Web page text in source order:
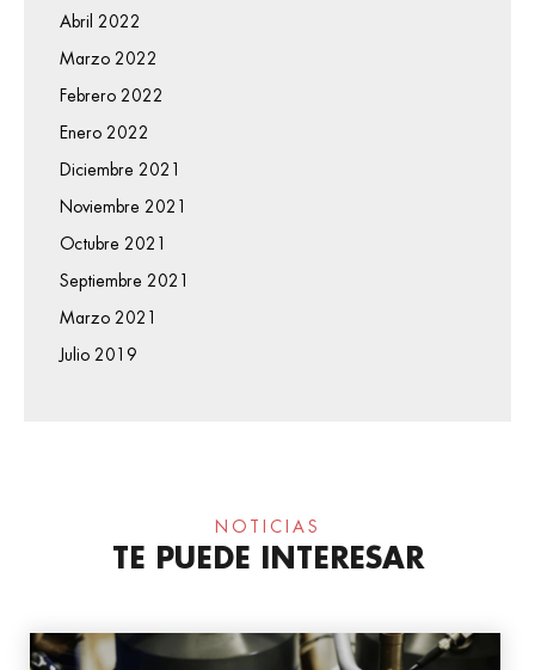
Abril 2022
Marzo 2022
Febrero 2022
Enero 2022
Diciembre 2021
Noviembre 2021
Octubre 2021
Septiembre 2021
Marzo 2021
Julio 2019
NOTICIAS
TE PUEDE INTERESAR